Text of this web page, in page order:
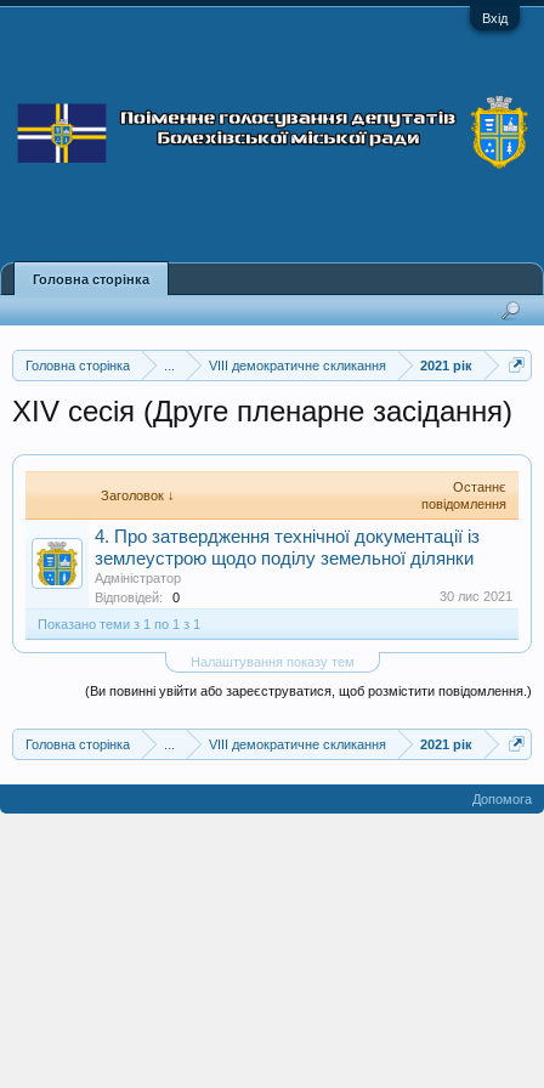
Вхід
Головна сторінка VIII демократичне скликання 2021 рік
XIV сесія (Друге пленарне засідання)
Заголовок ↓
Останнє
повідомлення
4. Про затвердження технічної документації із
землеустрою щодо поділу земельної ділянки
Адміністратор
Відповідей:
0
30 лис 2021
Показано теми з 1 по 1 з 1
Налаштування показу тем
(Ви повинні увійти або зареєструватися, щоб розмістити повідомлення.)
Головна сторінка VIII демократичне скликання 2021 рік
Головна сторінка
Допомога